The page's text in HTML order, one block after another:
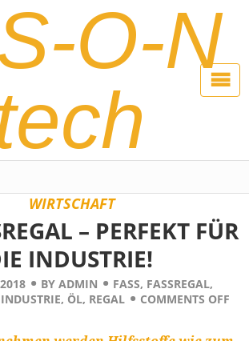
O-N
WIRTSCHAFT
– PERFEKT FÜR
INDUSTRIE!
BY ADMIN FASS, FASSREGAL,
INDUSTRIE, ÖL, REGAL COMMENTS OFF